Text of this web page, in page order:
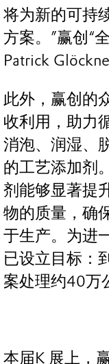
将为新的可持
方案。”赢创“
Patrick
此外，赢创的
收利用，助力
消泡、润湿、
的工艺添加剂
剂能够显著提
物的质量，确
于生产。为进
已设立目标：
案处理约40万
本届K 展上，